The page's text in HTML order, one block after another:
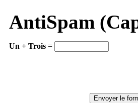
AntiSpam
Un + Trois =